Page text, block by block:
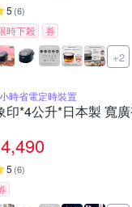
5 (6)
時下殺 券
+2
時省電定時裝置
印*4公升*日本製 寬
4,490
5 (6)